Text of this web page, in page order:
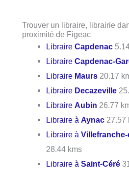
Trouver un libraire, librairie
proximité de Figeac
LibraireCapdenac
LibraireCapdenac-
Libraire Maurs 20.17
Libraire Decazeville
LibraireAubin 26.77
Libraire àAynac 27.57
Libraire à
28.44 kms
Libraire àSaint-Céré